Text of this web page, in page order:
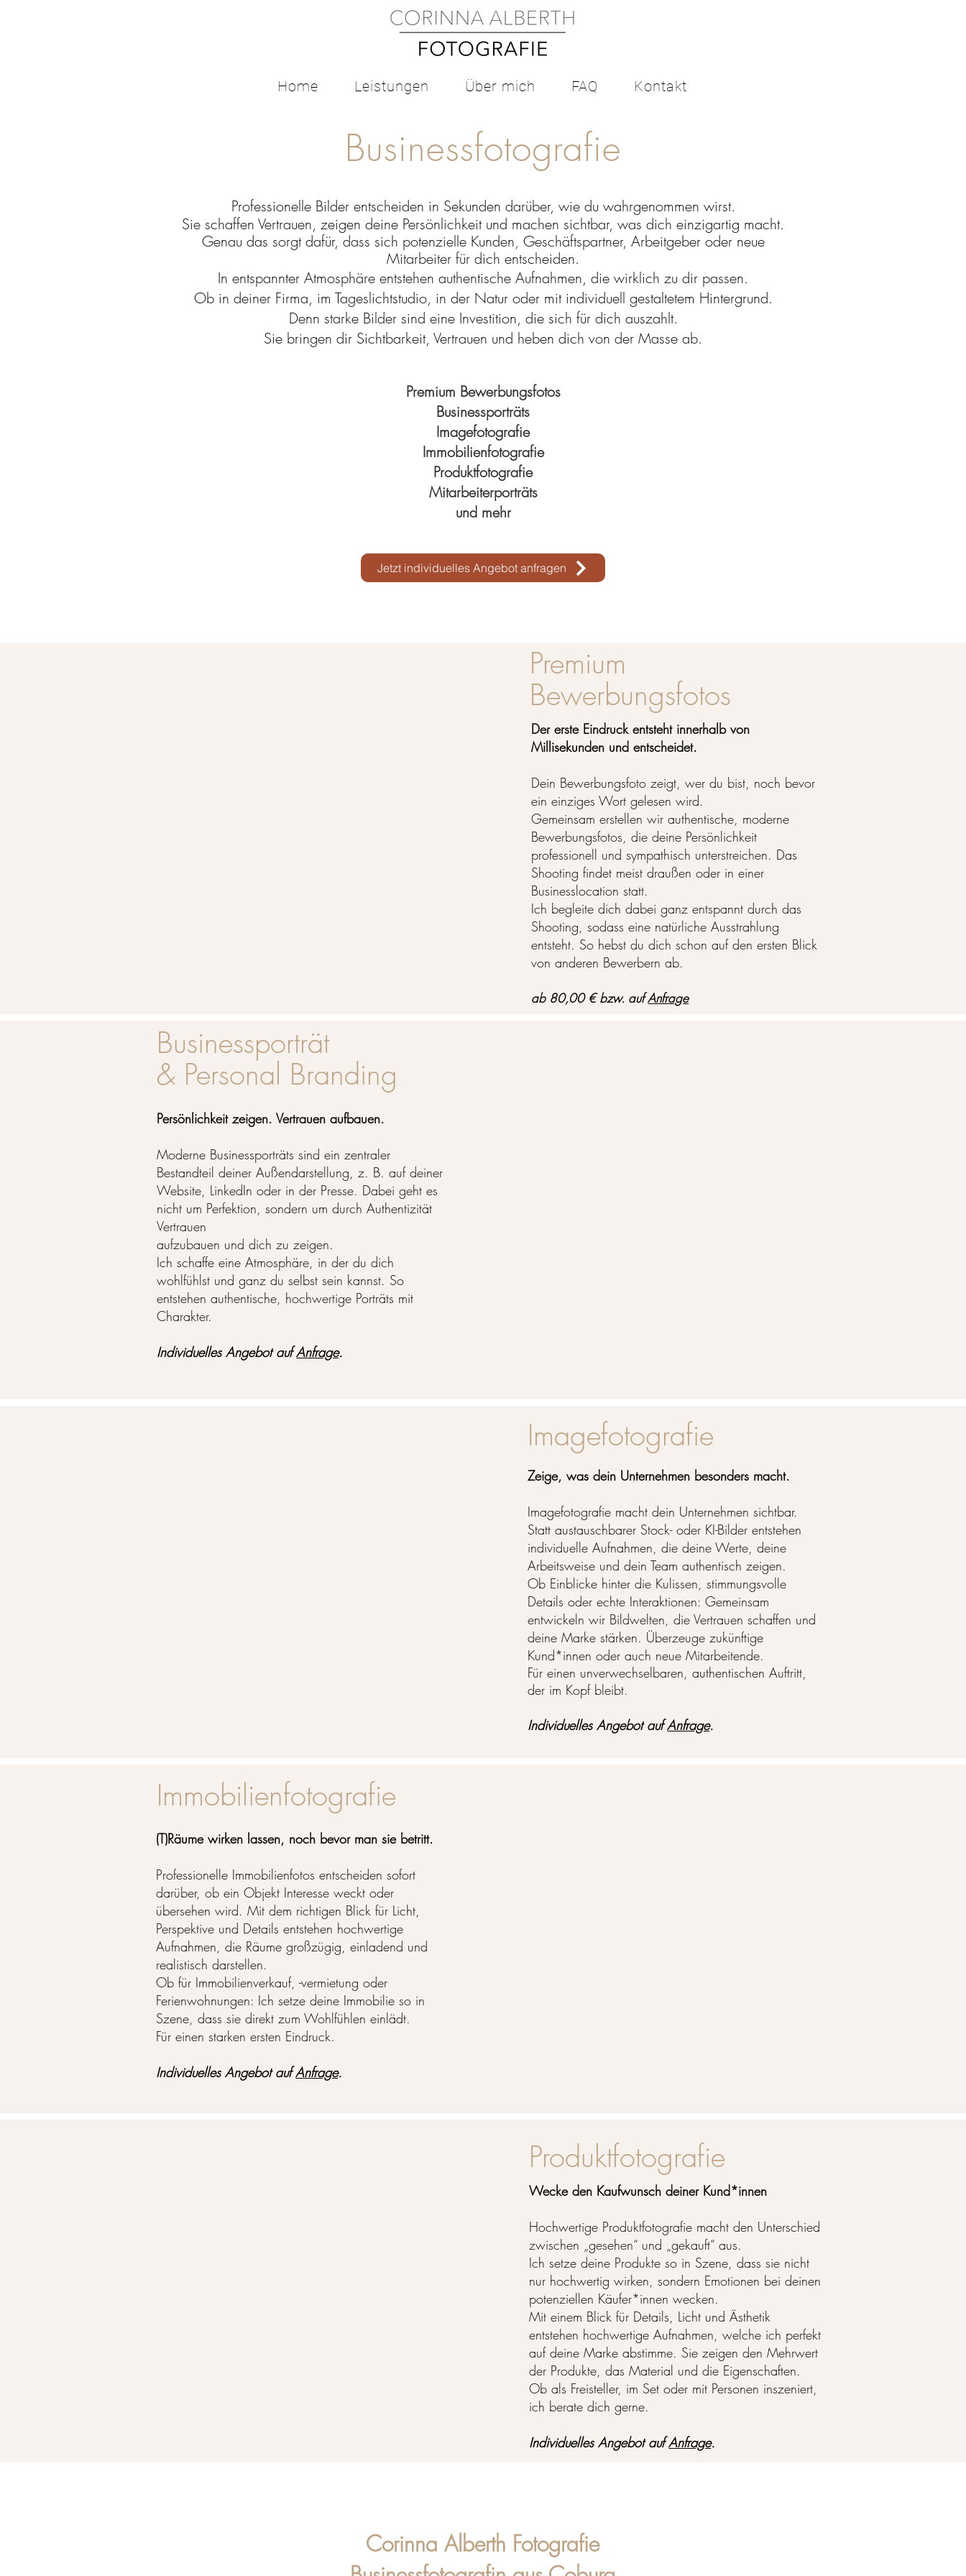
Home Leistungen Über mich FAQ Kontakt
Businessfotografie
Professionelle Bilder entscheiden in Sekunden darüber, wie du wahrgenommen wirst.
Sie schaffen Vertrauen, zeigen deine Persönlichkeit und machen sichtbar, was dich einzigartig macht.
Genau das sorgt dafür, dass sich potenzielle Kunden, Geschäftspartner, Arbeitgeber oder neue
Mitarbeiter für dich entscheiden.
In entspannter Atmosphäre entstehen authentische Aufnahmen, die wirklich zu dir passen.
Ob in deiner Firma, im Tageslichtstudio, in der Natur oder mit individuell gestaltetem Hintergrund.
Denn starke Bilder sind eine Investition, die sich für dich auszahlt.
Sie bringen dir Sichtbarkeit, Vertrauen und heben dich von der Masse ab.
Premium Bewerbungsfotos
Businessporträts
Imagefotografie
Immobilienfotografie
Produktfotografie
Mitarbeiterporträts
und mehr
Jetzt individuelles Angebot anfragen
Premium
Bewerbungsfotos
Der erste Eindruck entsteht innerhalb von
Millisekunden und entscheidet.
Dein Bewerbungsfoto zeigt, wer du bist, noch bevor
ein einziges Wort gelesen wird.
Gemeinsam erstellen wir authentische, moderne
Bewerbungsfotos, die deine Persönlichkeit
professionell und sympathisch unterstreichen. Das
Shooting findet meist draußen oder in einer
Businesslocation statt.
Ich begleite dich dabei ganz entspannt durch das
Shooting, sodass eine natürliche Ausstrahlung
entsteht. So hebst du dich schon auf den ersten Blick
von anderen Bewerbern ab.
ab 80,00 € bzw. aufAnfrage
Businessporträt
& Personal Branding
Persönlichkeit zeigen. Vertrauen aufbauen.
Moderne Businessporträts sind ein zentraler
Bestandteil deiner Außendarstellung, z. B. auf deiner
Website, LinkedIn oder in der Presse. Dabei geht es
nicht um Perfektion, sondern um durch Authentizität
Vertrauen
aufzubauen und dich zu zeigen.
Ich schaffe eine Atmosphäre, in der du dich
wohlfühlst und ganz du selbst sein kannst. So
entstehen authentische, hochwertige Porträts mit
Charakter.
Individuelles Angebot aufAnfrage.
Imagefotografie
Zeige, was dein Unternehmen besonders macht.
Imagefotografie macht dein Unternehmen sichtbar.
Statt austauschbarer Stock- oder KI-Bilder entstehen
individuelle Aufnahmen, die deine Werte, deine
Arbeitsweise und dein Team authentisch zeigen.
Ob Einblicke hinter die Kulissen, stimmungsvolle
Details oder echte Interaktionen: Gemeinsam
entwickeln wir Bildwelten, die Vertrauen schaffen und
deine Marke stärken. Überzeuge zukünftige
Kund*innen oder auch neue Mitarbeitende.
Für einen unverwechselbaren, authentischen Auftritt,
der im Kopf bleibt.
Individuelles Angebot aufAnfrage.
Immobilienfotografie
(T)Räume wirken lassen, noch bevor man sie betritt.
Professionelle Immobilienfotos entscheiden sofort
darüber, ob ein Objekt Interesse weckt oder
übersehen wird. Mit dem richtigen Blick für Licht,
Perspektive und Details entstehen hochwertige
Aufnahmen, die Räume großzügig, einladend und
realistisch darstellen.
Ob für Immobilienverkauf, -vermietung oder
Ferienwohnungen: Ich setze deine Immobilie so in
Szene, dass sie direkt zum Wohlfühlen einlädt.
Für einen starken ersten Eindruck.
Individuelles Angebot aufAnfrage.
Produktfotografie
Wecke den Kaufwunsch deiner Kund*innen
Hochwertige Produktfotografie macht den Unterschied
zwischen „gesehen“ und „gekauft“ aus.
Ich setze deine Produkte so in Szene, dass sie nicht
nur hochwertig wirken, sondern Emotionen bei deinen
potenziellen Käufer*innen wecken.
Mit einem Blick für Details, Licht und Ästhetik
entstehen hochwertige Aufnahmen, welche ich perfekt
auf deine Marke abstimme. Sie zeigen den Mehrwert
der Produkte, das Material und die Eigenschaften.
Ob als Freisteller, im Set oder mit Personen inszeniert,
ich berate dich gerne.
Individuelles Angebot aufAnfrage.
Corinna Alberth Fotografie